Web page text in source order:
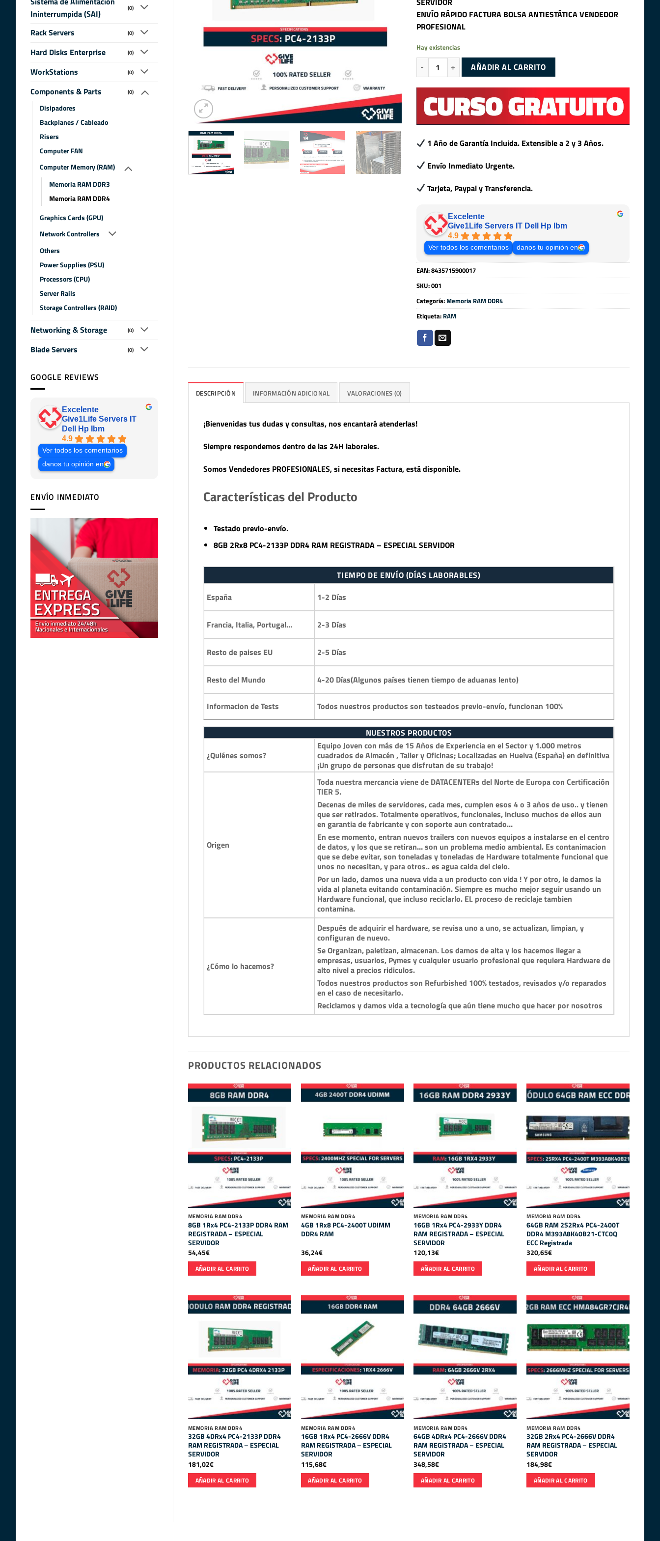
Ininterrumpida (SAI)
(0)
Rack Servers (0)
Hard Disks Enterprise (0)
WorkStations (0)
Components & Parts (0)
Disipadores
Backplanes / Cableado
Risers
Computer FAN
Computer Memory (RAM)
Memoria RAM DDR3
Memoria RAM DDR4
Graphics Cards (GPU)
Network Controllers
Others
Power Supplies (PSU)
Processors (CPU)
Server Rails
Storage Controllers (RAID)
Networking & Storage (0)
Blade Servers (0)
GOOGLE REVIEWS
Excelente
Give1Life Servers IT
Dell Hp Ibm
4.9
Ver todos los comentarios
danos tu opinión en
ENVÍO INMEDIATO
ENVÍO RÁPIDO FACTURA BOLSA ANTIESTÁTICA VENDEDOR
PROFESIONAL
Hay existencias
8GB 2Rx8 PC4-2133P DDR4 RAM REGISTRADA - ESPECIAL SERVIDOR cantidad
AÑADIR AL CARRITO
1 Año de Garantía Incluida. Extensible a 2 y 3 Años.
Envío Inmediato Urgente.
Tarjeta, Paypal y Transferencia.
Excelente
Give1Life Servers IT Dell Hp Ibm
4.9
Ver todos los comentarios danos tu opinión en
EAN:8435715900017
SKU:001
Categoría: Memoria RAM DDR4
Etiqueta: RAM
DESCRIPCIÓN INFORMACIÓN ADICIONAL VALORACIONES (0)
¡Bienvenidas tus dudas y consultas, nos encantará atenderlas!
Siempre respondemos dentro de las 24H laborales.
Somos Vendedores PROFESIONALES, si necesitas Factura, está disponible.
Características del Producto
Testado previo-envío.
8GB 2Rx8 PC4-2133P DDR4 RAM REGISTRADA – ESPECIAL SERVIDOR
TIEMPO DE ENVÍO (DÍAS LABORABLES)
España
1-2 Días
Francia, Italia, Portugal… 2-3 Días
Resto de paises EU 2-5 Días
Resto del Mundo 4-20 Días(Algunos países tienen tiempo de aduanas lento)
Informacion de Tests Todos nuestros productos son testeados previo-envío, funcionan 100%
NUESTROS PRODUCTOS
¿Quiénes somos?
Equipo Joven con más de 15 Años de Experiencia en el Sector y 1.000 metros
cuadrados de Almacén , Taller y Oficinas; Localizadas en Huelva (España) en definitiva
¡Un grupo de personas que disfrutan de su trabajo!
Origen
Toda nuestra mercancia viene de DATACENTERs del Norte de Europa con Certificación
TIER 5.
Decenas de miles de servidores, cada mes, cumplen esos 4 o 3 años de uso.. y tienen
que ser retirados. Totalmente operativos, funcionales, incluso muchos de ellos aun
en garantia de fabricante y con soporte aun contratado…
En ese momento, entran nuevos trailers con nuevos equipos a instalarse en el centro
de datos, y los que se retiran… son un problema medio ambiental. Es contanimacion
que se debe evitar, son toneladas y toneladas de Hardware totalmente funcional que
unos no necesitan, y para otros.. es agua caida del cielo.
Por un lado, damos una nueva vida a un producto con vida ! Y por otro, le damos la
vida al planeta evitando contaminación. Siempre es mucho mejor seguir usando un
Hardware funcional, que incluso reciclarlo. EL proceso de reciclaje tambien
contamina.
¿Cómo lo hacemos?
Después de adquirir el hardware, se revisa uno a uno, se actualizan, limpian, y
configuran de nuevo.
Se Organizan, paletizan, almacenan. Los damos de alta y los hacemos llegar a
empresas, usuarios, Pymes y cualquier usuario profesional que requiera Hardware de
alto nivel a precios ridiculos.
Todos nuestros productos son Refurbished 100% testados, revisados y/o reparados
en el caso de necesitarlo.
Reciclamos y damos vida a tecnología que aún tiene mucho que hacer por nosotros
PRODUCTOS RELACIONADOS
MEMORIA RAM DDR4
8GB 1Rx4 PC4-2133P DDR4 RAM
REGISTRADA – ESPECIAL
SERVIDOR
54,45€
AÑADIR AL CARRITO
MEMORIA RAM DDR4
4GB 1Rx8 PC4-2400T UDIMM
DDR4 RAM
36,24€
AÑADIR AL CARRITO
MEMORIA RAM DDR4
16GB 1Rx4 PC4-2933Y DDR4
RAM REGISTRADA – ESPECIAL
SERVIDOR
120,13€
AÑADIR AL CARRITO
MEMORIA RAM DDR4
64GB RAM 2S2Rx4 PC4-2400T
DDR4 M393A8K40B21-CTC0Q
ECC Registrada
320,65€
AÑADIR AL CARRITO
MEMORIA RAM DDR4
32GB 4DRx4 PC4-2133P DDR4
RAM REGISTRADA – ESPECIAL
SERVIDOR
181,02€
AÑADIR AL CARRITO
MEMORIA RAM DDR4
16GB 1Rx4 PC4-2666V DDR4
RAM REGISTRADA – ESPECIAL
SERVIDOR
115,68€
AÑADIR AL CARRITO
MEMORIA RAM DDR4
64GB 4DRx4 PC4-2666V DDR4
RAM REGISTRADA – ESPECIAL
SERVIDOR
348,58€
AÑADIR AL CARRITO
MEMORIA RAM DDR4
32GB 2Rx4 PC4-2666V DDR4
RAM REGISTRADA – ESPECIAL
SERVIDOR
184,98€
AÑADIR AL CARRITO